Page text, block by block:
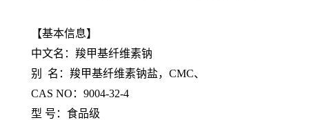
【基本信息】
中文名：羧甲基纤维素钠
别 名：羧甲基纤维素钠盐，CMC、
CAS NO：9004-32-4
型 号：食品级